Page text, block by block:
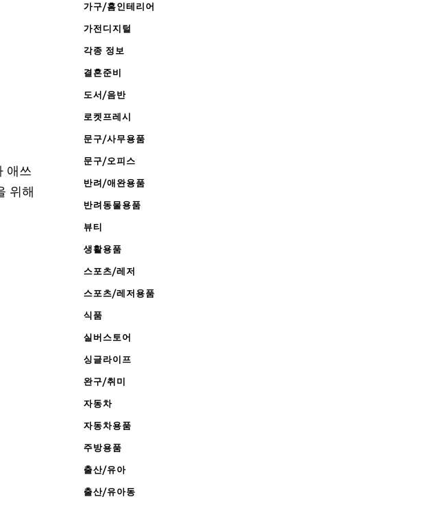
애쓰
위해
가구/홈인테리어
가전디지털
각종 정보
결혼준비
도서/음반
로켓프레시
문구/사무용품
문구/오피스
반려/애완용품
반려동물용품
뷰티
생활용품
스포츠/레저
스포츠/레저용품
식품
실버스토어
싱글라이프
완구/취미
자동차
자동차용품
주방용품
출산/유아
출산/유아동